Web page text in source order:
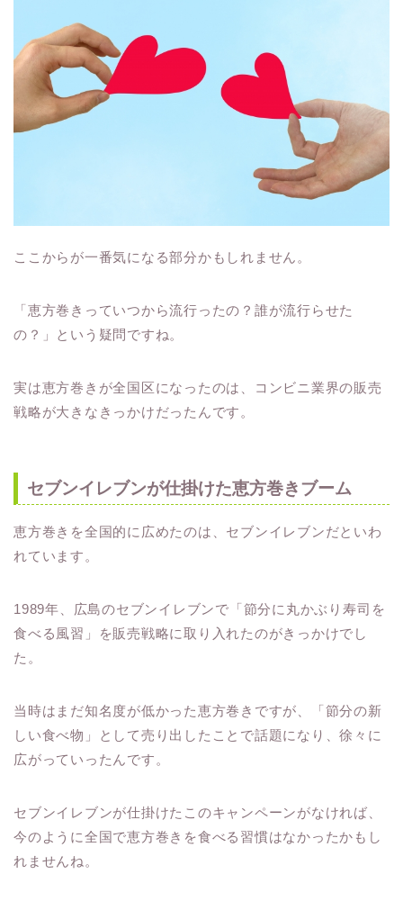
ここからが一番気になる部分かもしれません。
「恵方巻きっていつから流行ったの？誰が流行らせた
の？」という疑問ですね。
実は恵方巻きが全国区になったのは、コンビニ業界の販売
戦略が大きなきっかけだったんです。
セブンイレブンが仕掛けた恵方巻きブーム
恵方巻きを全国的に広めたのは、セブンイレブンだといわ
れています。
1989年、広島のセブンイレブンで「節分に丸かぶり寿司を
食べる風習」を販売戦略に取り入れたのがきっかけでし
た。
当時はまだ知名度が低かった恵方巻きですが、「節分の新
しい食べ物」として売り出したことで話題になり、徐々に
広がっていったんです。
セブンイレブンが仕掛けたこのキャンペーンがなければ、
今のように全国で恵方巻きを食べる習慣はなかったかもし
れませんね。